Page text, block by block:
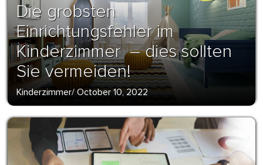
Die grobsten
Einrichtungsfehler im
Kinderzimmer – dies sollten
Sie vermeiden!
Kinderzimmer/ October 10, 2022